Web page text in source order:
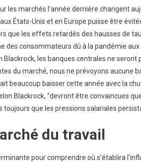
les marchés l’année dernière changent
États-Unis et en Europe puisse être
que les effets retardés des hausses de
des consommateurs dû à la pandémie
Blackrock, les banques centrales ne seront
du marché, nous ne prévoyons aucune
beaucoup baisser cette année avec la
Blackrock, “devront être convaincues
que les pressions salariales
du travail
pour comprendre où s’établira